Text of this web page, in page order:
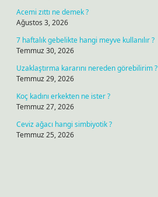
Acemi zıttı ne demek ?
Ağustos 3, 2026
7 haftalık gebelikte hangi meyve kullanılır ?
Temmuz 30, 2026
Uzaklaştırma kararını nereden görebilirim ?
Temmuz 29, 2026
Koç kadını erkekten ne ister ?
Temmuz 27, 2026
Ceviz ağacı hangi simbiyotik ?
Temmuz 25, 2026